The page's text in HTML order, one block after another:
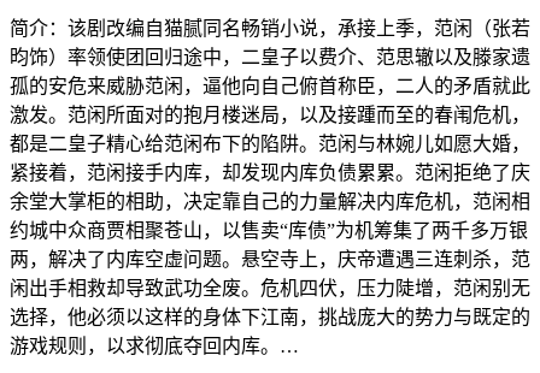
简介：该剧改编自猫腻同名畅销小说，承接上季，范闲（张若
昀饰）率领使团回归途中，二皇子以费介、范思辙以及滕家遗
孤的安危来威胁范闲，逼他向自己俯首称臣，二人的矛盾就此
激发。范闲所面对的抱月楼迷局，以及接踵而至的春闱危机，
都是二皇子精心给范闲布下的陷阱。范闲与林婉儿如愿大婚，
紧接着，范闲接手内库，却发现内库负债累累。范闲拒绝了庆
余堂大掌柜的相助，决定靠自己的力量解决内库危机，范闲相
约城中众商贾相聚苍山，以售卖“库债”为机筹集了两千多万银
两，解决了内库空虚问题。悬空寺上，庆帝遭遇三连刺杀，范
闲出手相救却导致武功全废。危机四伏，压力陡增，范闲别无
选择，他必须以这样的身体下江南，挑战庞大的势力与既定的
游戏规则，以求彻底夺回内库。…